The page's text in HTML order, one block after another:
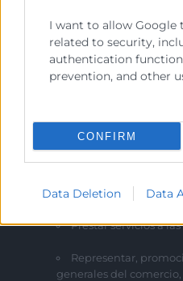
I want to allow Google
related to security,
authentication
prevention, and other
CONFIRM
Data Deletion Data
colaboradora de las
Prestar servicios a
Representar,
generales del